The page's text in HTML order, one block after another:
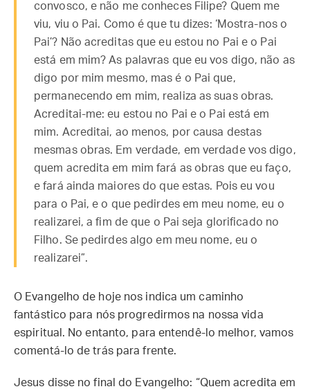
convosco, e não me conheces Filipe? Quem me
viu, viu o Pai. Como é que tu dizes: ‘Mostra-nos o
Pai’? Não acreditas que eu estou no Pai e o Pai
está em mim? As palavras que eu vos digo, não as
digo por mim mesmo, mas é o Pai que,
permanecendo em mim, realiza as suas obras.
Acreditai-me: eu estou no Pai e o Pai está em
mim. Acreditai, ao menos, por causa destas
mesmas obras. Em verdade, em verdade vos digo,
quem acredita em mim fará as obras que eu faço,
e fará ainda maiores do que estas. Pois eu vou
para o Pai, e o que pedirdes em meu nome, eu o
realizarei, a fim de que o Pai seja glorificado no
Filho. Se pedirdes algo em meu nome, eu o
realizarei”.
O Evangelho de hoje nos indica um caminho
fantástico para nós progredirmos na nossa vida
espiritual. No entanto, para entendê-lo melhor, vamos
comentá-lo de trás para frente.
Jesus disse no final do Evangelho: “Quem acredita em